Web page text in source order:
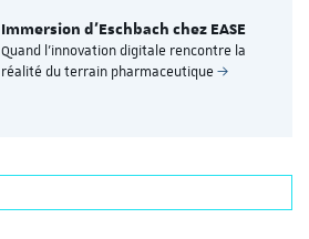
Immersion d’Eschbach chez EASE
Quand l’innovation digitale rencontre la
réalité du terrain pharmaceutique